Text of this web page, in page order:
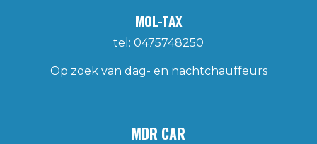
MOL-TAX
tel: 0475748250
Op zoek van dag- en nachtchauffeurs
MDR CAR